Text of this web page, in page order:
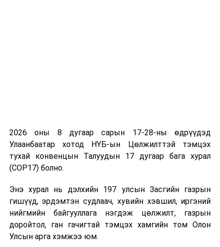
шилжилт хөдөлгөөнийг түр зогсооно
2026 оны 8 дугаар сарын 17-28-ны өдрүүдэд
Улаанбаатар хотод НҮБ-ын Цөлжилттэй тэмцэх
тухай конвенцын Талуудын 17 дугаар бага хурал
(COP17) болно.
Энэ хурал нь дэлхийн 197 улсын Засгийн газрын
гишүүд, эрдэмтэн судлаач, хувийн хэвшил, иргэний
нийгмийн байгууллага нэгдэж цөлжилт, газрын
доройтол, ган гачигтай тэмцэх хамгийн том Олон
Улсын арга хэмжээ юм.